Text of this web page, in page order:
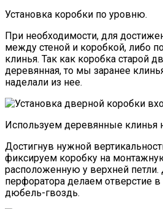
Установка коробки по уровню.
При необходимости, для
между стеной и коробкой, либо
клинья. Так как коробка старой
деревянная, то мы заранее
наделали из нее.
Используем деревянные клинья
Достигнув нужной
фиксируем коробку на
расположенную у верхней
перфоратора делаем отверстие в
дюбель-гвоздь.